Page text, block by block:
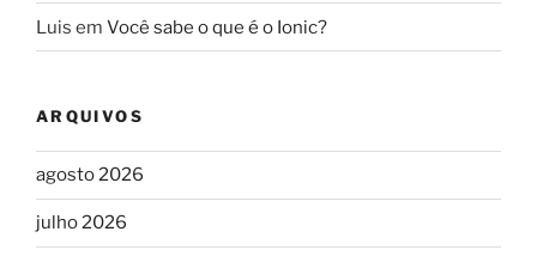
Luis em Você sabe o que é o Ionic?
ARQUIVOS
agosto 2026
julho 2026